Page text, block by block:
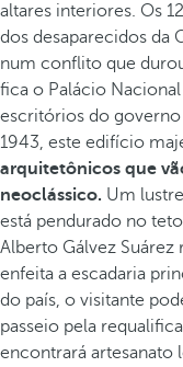
altares interiores. Os
dos desaparecidos da
num conflito que
fica o Palácio
escritórios do
1943, este edifício
arquitetônicos que
neoclássico. Um
está pendurado no
Alberto Gálvez Suárez
enfeita a escadaria
do país, o visitante
passeio pela
encontrará artesanato